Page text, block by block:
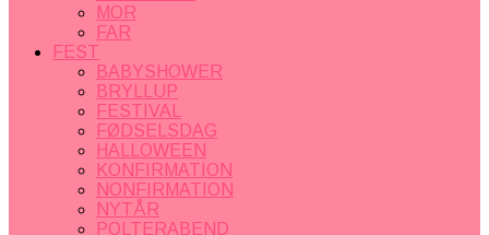
MOR
FAR
FEST
BABYSHOWER
BRYLLUP
FESTIVAL
FØDSELSDAG
HALLOWEEN
KONFIRMATION
NONFIRMATION
NYTÅR
POLTERABEND